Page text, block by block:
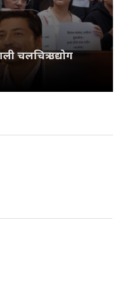
चलचित्र उद्योग